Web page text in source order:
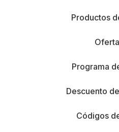
Productos
Programa
Descuento
Códigos